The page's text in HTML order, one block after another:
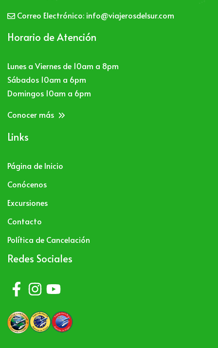
Correo Electrónico: info@viajerosdelsur.com
Horario de Atención
Lunes a Viernes de 10am a 8pm
Sábados 10am a 6pm
Domingos 10am a 6pm
Conocer más
Links
Página de Inicio
Conócenos
Excursiones
Contacto
Política de Cancelación
Redes Sociales